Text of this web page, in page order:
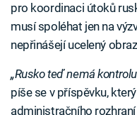
pro koordinaci útoků
musí spoléhat jen na
nepřinášejí ucelený
„Rusko teď nemá
píše se v příspěvku,
administračního